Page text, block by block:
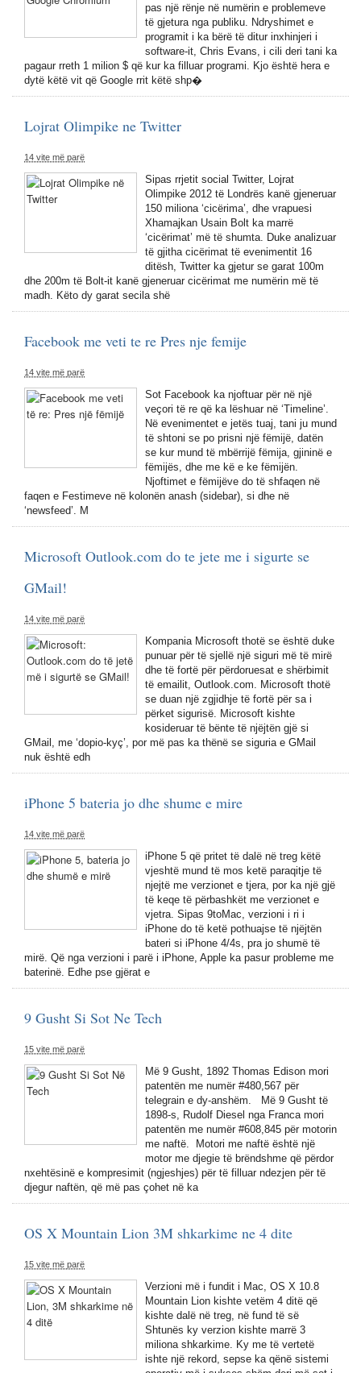
pas një rënje në numërin e problemeve
të gjetura nga publiku. Ndryshimet e
programit i ka bërë të ditur inxhinjeri i
software-it, Chris Evans, i cili deri tani ka
pagaur rreth 1 milion $ që kur ka filluar programi. Kjo është hera e
dytë këtë vit që Google rrit këtë shp�
Lojrat Olimpike ne Twitter
14 vite më parë
Sipas rrjetit social Twitter, Lojrat
Olimpike 2012 të Londrës kanë gjeneruar
150 miliona ‘cicërima’, dhe vrapuesi
Xhamajkan Usain Bolt ka marrë
‘cicërimat’ më të shumta. Duke analizuar
të gjitha cicërimat të evenimentit 16
ditësh, Twitter ka gjetur se garat 100m
dhe 200m të Bolt-it kanë gjeneruar cicërimat me numërin më të
madh. Këto dy garat secila shë
Facebook me veti te re Pres nje femije
14 vite më parë
Sot Facebook ka njoftuar për në një
veçori të re që ka lëshuar në ‘Timeline’.
Në evenimentet e jetës tuaj, tani ju mund
të shtoni se po prisni një fëmijë, datën
se kur mund të mbërrijë fëmija, gjininë e
fëmijës, dhe me kë e ke fëmijën.
Njoftimet e fëmijëve do të shfaqen në
faqen e Festimeve në kolonën anash (sidebar), si dhe në
‘newsfeed’. M
Microsoft Outlook.com do te jete me i sigurte se
GMail!
14 vite më parë
Kompania Microsoft thotë se është duke
punuar për të sjellë një siguri më të mirë
dhe të fortë për përdoruesat e shërbimit
të emailit, Outlook.com. Microsoft thotë
se duan një zgjidhje të fortë për sa i
përket sigurisë. Microsoft kishte
kosideruar të bënte të njëjtën gjë si
GMail, me ‘dopio-kyç’, por më pas ka thënë se siguria e GMail
nuk është edh
iPhone 5 bateria jo dhe shume e mire
14 vite më parë
iPhone 5 që pritet të dalë në treg këtë
vjeshtë mund të mos ketë paraqitje të
njejtë me verzionet e tjera, por ka një gjë
të keqe të përbashkët me verzionet e
vjetra. Sipas 9toMac, verzioni i ri i
iPhone do të ketë pothuajse të njëjtën
bateri si iPhone 4/4s, pra jo shumë të
mirë. Që nga verzioni i parë i iPhone, Apple ka pasur probleme me
baterinë. Edhe pse gjërat e
9 Gusht Si Sot Ne Tech
15 vite më parë
Më 9 Gusht, 1892 Thomas Edison mori
patentën me numër #480,567 për
telegrain e dy-anshëm. Më 9 Gusht të
1898-s, Rudolf Diesel nga Franca mori
patentën me numër #608,845 për motorin
me naftë. Motori me naftë është një
motor me djegie të brëndshme që përdor
nxehtësinë e kompresimit (ngjeshjes) për të filluar ndezjen për të
djegur naftën, që më pas çohet në ka
OS X Mountain Lion 3M shkarkime ne 4 dite
15 vite më parë
Verzioni më i fundit i Mac, OS X 10.8
Mountain Lion kishte vetëm 4 ditë që
kishte dalë në treg, në fund të së
Shtunës ky verzion kishte marrë 3
miliona shkarkime. Ky me të vertetë
ishte një rekord, sepse ka qënë sistemi